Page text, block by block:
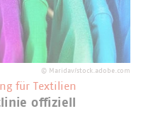
© Maridav/stock.adobe.com
für Textilien
offiziell